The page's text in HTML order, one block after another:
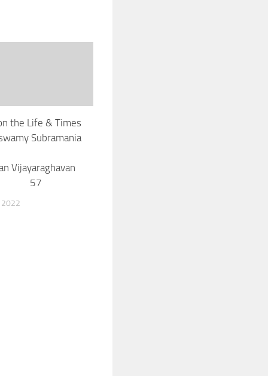
the Life & Times
Subramania
Vijayaraghavan
2022